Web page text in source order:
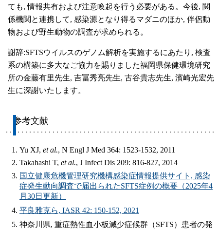
ても, 情報共有および注意喚起を行う必要がある。今後, 関
係機関と連携して, 感染源となり得るマダニのほか, 伴侶動
物および野生動物の調査が求められる。
謝辞:SFTSウイルスのゲノム解析を実施するにあたり, 検査
系の構築に多大なご協力を賜りました福岡県保健環境研究
所の金藤有里先生, 吉冨秀亮先生, 古谷貴志先生, 濱崎光宏先
生に深謝いたします。
参考文献
Yu XJ, et al., N Engl J Med 364: 1523-1532, 2011
Takahashi T, et al., J Infect Dis 209: 816-827, 2014
国立健康危機管理研究機構感染症情報提供サイト, 感染
症発生動向調査で届出られたSFTS症例の概要（2025年4
月30日更新）
平良雅克ら, IASR 42: 150-152, 2021
神奈川県, 重症熱性血小板減少症候群（SFTS）患者の発